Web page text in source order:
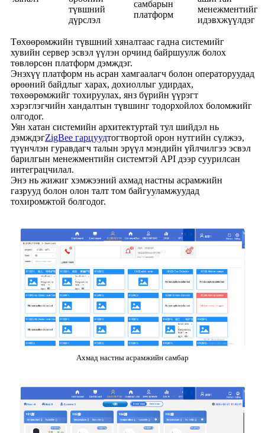
түвшний
дүрслэл
самбарын
платформ
менежментийг
идэвхжүүлдэг
Төхөөрөмжийн түвшний хяналтаас гадна системийг
хувийн сервер эсвэл үүлэн орчинд байршуулж болох
төвлөрсөн платформ дэмждэг.
Энэхүү платформ нь асран хамгаалагч болон операторуудад
өрөөний байдлыг харах, дохиоллыг удирдах,
төхөөрөмжийг тохируулах, янз бүрийн үүрэгт
хэрэглэгчийн хандалтын түвшинг тодорхойлох боломжийг
олгодог.
Уян хатан системийн архитектуртай тул шийдэл нь
дэмждэгZigBee гарцуудтогтвортой орон нутгийн сүлжээ,
түүнчлэн гуравдагч талын эрүүл мэндийн үйлчилгээ эсвэл
барилгын менежментийн системтэй API дээр суурилсан
интеграцчилал.
Энэ нь жижиг хэмжээний ахмад настны асрамжийн
газрууд болон олон талт том байгууламжуудад
тохиромжтой болгодог.
Ахмад настны асрамжийн самбар